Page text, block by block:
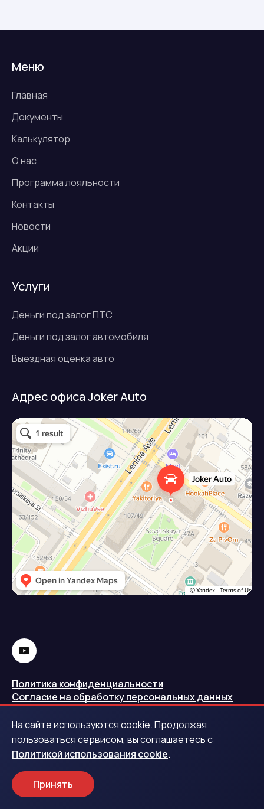
Меню
Главная
Документы
Калькулятор
О нас
Программа лояльности
Контакты
Новости
Акции
Услуги
Деньги под залог ПТС
Деньги под залог автомобиля
Выездная оценка авто
Адрес офиса Joker Auto
Джокер авто
Займ под залог авто в Подольске
Микрофинансовая организация в Подольске
Политика конфиденциальности
Согласие на обработку персональных данных
Политика использования cookie
Запись в реестре операторов персональных данных
РКН
Центральный банк Российской Федерации
На сайте используются cookie. Продолжая
пользоваться сервисом, вы соглашаетесь с
Политикой использования cookie.
Принять